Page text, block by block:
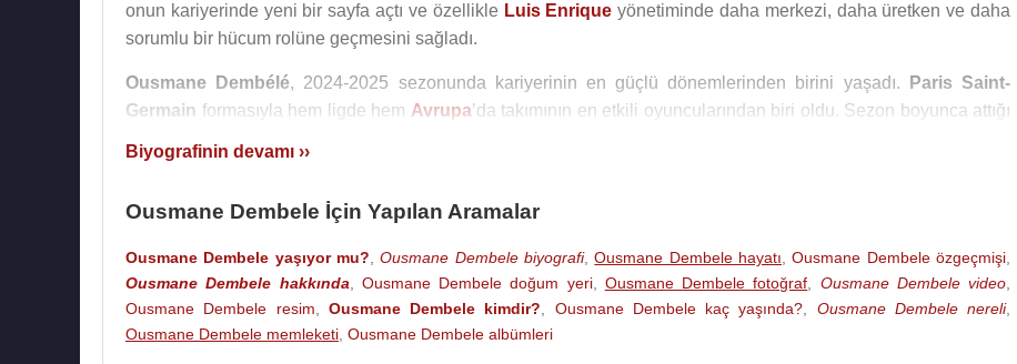
onun kariyerinde yeni bir sayfa açtı ve özellikle Luis Enrique yönetiminde daha merkezi, daha üretken ve daha
sorumlu bir hücum rolüne geçmesini sağladı.
Ousmane Dembélé, 2024-2025 sezonunda kariyerinin en güçlü dönemlerinden birini yaşadı.
Paris Saint-
Germain formasıyla hem ligde hem Avrupa’da takımının en etkili oyuncularından biri oldu. Sezon boyunca attığı
sezonunda tüm kulvarlarda 35 gol ve 16 asist üretti.
Ousmane Dembélé, 2024-2025 sezonundaParis Saint-Germain
seçilmiş, UEFAŞampiyonlar Ligi’nde sezonun oyuncusu olmuş ve 2025 Ballon d’Or ödülünü kazanmıştır.
PSG’nin resmî açıklaması, 22 Eylül 2025’te Ousmane Dembélé’nin dünyanın en iyi oyuncusu seçildiğini
Biyografinin devamı ››
Ousmane Dembele İçin Yapılan Aramalar
Ousmane Dembele yaşıyor mu? ,Ousmane Dembele biyografi,Ousmane Dembele hayatı ,Ousmane Dembele özgeçmişi
Ousmane Dembele hakkında
Ousmane Dembele doğum yeri, Ousmane Dembele fotoğraf Ousmane Dembele video
Ousmane Dembele resim
Ousmane Dembele kimdir? Ousmane Dembele kaç yaşında? Ousmane Dembele nereli,
Ousmane Dembele memleketi Ousmane Dembele albümleri